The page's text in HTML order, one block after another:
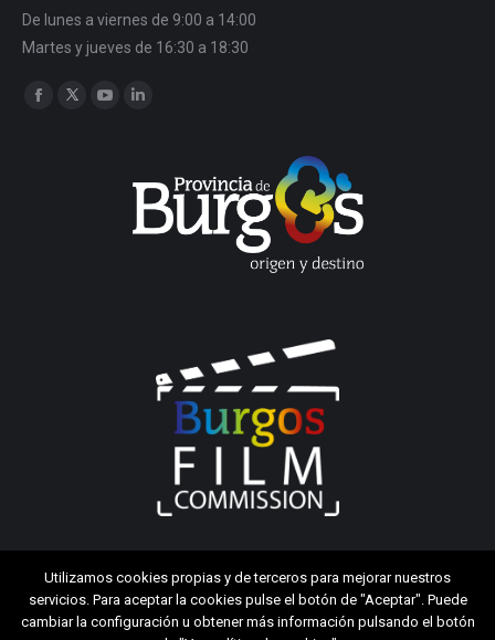
De lunes a viernes de 9:00 a 14:00
Martes y jueves de 16:30 a 18:30
Encuéntranos en:
Utilizamos cookies propias y de terceros para mejorar nuestros
servicios. Para aceptar la cookies pulse el botón de "Aceptar". Puede
cambiar la configuración u obtener más información pulsando el botón